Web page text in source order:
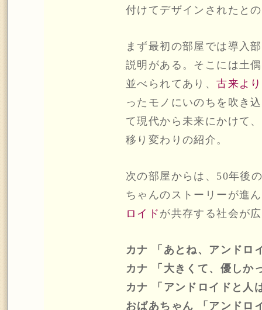
付けてデザインされたと
まず最初の部屋では導入
説明がある。そこには土
並べられてあり、古来よ
ったモノにいのちを吹き
て現代から未来にかけて
移り変わりの紹介。
次の部屋からは、50年後
ちゃんのストーリーが進
ロイド が共存する社会が
カナ 「あとね、アンドロ
カナ 「大きくて、優しか
カナ 「アンドロイドと人
おばあちゃん 「アンドロ